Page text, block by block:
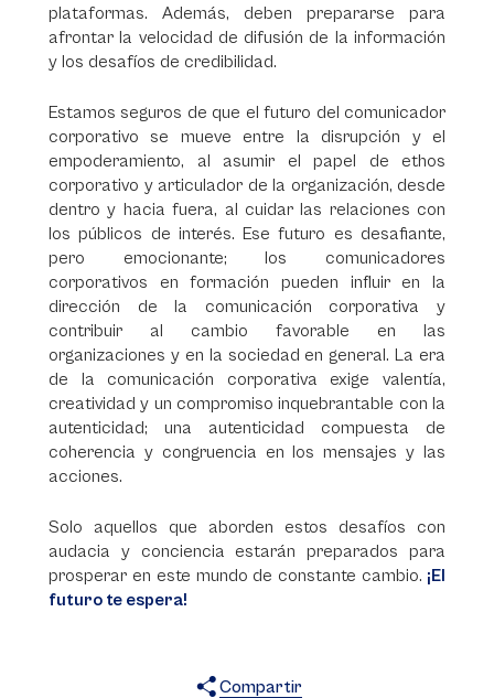
plataformas. Además, deben prepararse para
afrontar la velocidad de difusión de la información
y los desafíos de credibilidad.
Estamos seguros de que el futuro del comunicador
corporativo se mueve entre la disrupción y el
empoderamiento, al asumir el papel de ethos
corporativo y articulador de la organización, desde
dentro y hacia fuera, al cuidar las relaciones con
los públicos de interés. Ese futuro es desafiante,
pero emocionante; los comunicadores
corporativos en formación pueden influir en la
dirección de la comunicación corporativa y
contribuir al cambio favorable en las
organizaciones y en la sociedad en general. La era
de la comunicación corporativa exige valentía,
creatividad y un compromiso inquebrantable con la
autenticidad; una autenticidad compuesta de
coherencia y congruencia en los mensajes y las
acciones.
Solo aquellos que aborden estos desafíos con
audacia y conciencia estarán preparados para
prosperar en este mundo de constante cambio. ¡El
futuro te espera!
Compartir